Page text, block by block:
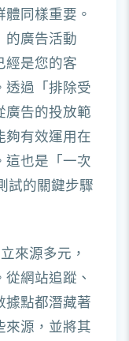
同樣重要。
的廣告活動
經是您的客
透過「排除受
廣告的投放範
夠有效運用在
這也是「一次
試的關鍵步驟
來源多元，
網站追蹤、
據點都潛藏著
來源，並將其